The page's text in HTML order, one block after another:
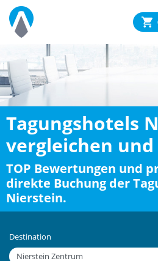
Tagungshotels
vergleichen
TOP Bewertungen und
direkte Buchung der
Nierstein.
Destination